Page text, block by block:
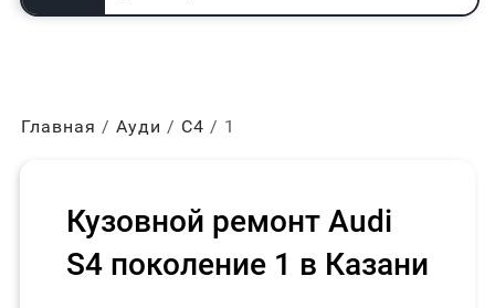
Главная Ауди С4 1
Кузовной ремонт Audi
S4 поколение 1 в Казани